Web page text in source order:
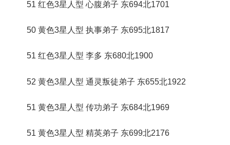
51 红色3星人型 心腹弟子 东694北1701
50 黄色3星人型 执事弟子 东695北1817
51 红色3星人型 李多 东680北1900
52 黄色3星人型 通灵叛徒弟子 东655北1922
51 黄色3星人型 传功弟子 东684北1969
51 黄色3星人型 精英弟子 东699北2176